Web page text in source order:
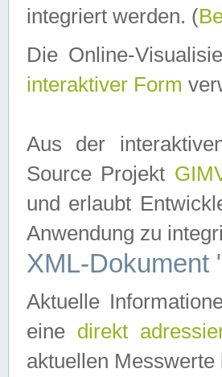
integriert werden. (
Die Online-
interaktiver Form
Aus der
Source Projekt
und erlaubt
Anwendung zu
XML-Dokument
Aktuelle
eine direkt
aktuellen